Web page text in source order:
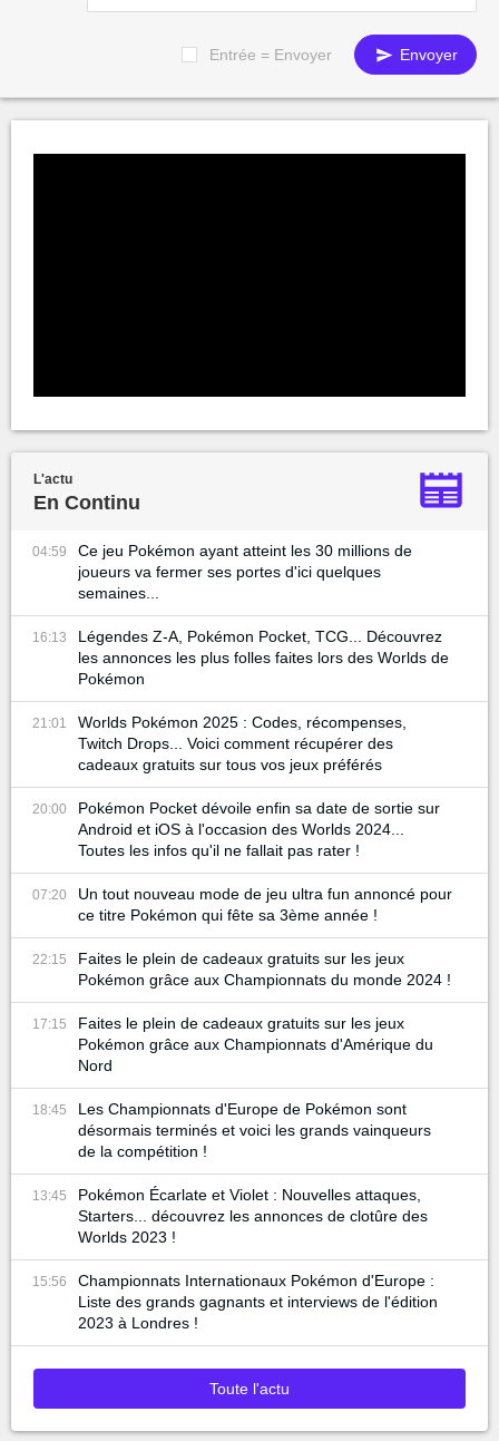
Entrée = Envoyer Envoyer
L'actu
En Continu
04:59
Ce jeu Pokémon ayant atteint les 30 millions de
joueurs va fermer ses portes d'ici quelques
semaines...
16:13
Légendes Z-A, Pokémon Pocket, TCG... Découvrez
les annonces les plus folles faites lors des Worlds de
Pokémon
21:01
Worlds Pokémon 2025 : Codes, récompenses,
Twitch Drops... Voici comment récupérer des
cadeaux gratuits sur tous vos jeux préférés
20:00
Pokémon Pocket dévoile enfin sa date de sortie sur
Android et iOS à l'occasion des Worlds 2024...
Toutes les infos qu'il ne fallait pas rater !
07:20
Un tout nouveau mode de jeu ultra fun annoncé pour
ce titre Pokémon qui fête sa 3ème année !
22:15
Faites le plein de cadeaux gratuits sur les jeux
Pokémon grâce aux Championnats du monde 2024 !
17:15
Faites le plein de cadeaux gratuits sur les jeux
Pokémon grâce aux Championnats d'Amérique du
Nord
18:45
Les Championnats d'Europe de Pokémon sont
désormais terminés et voici les grands vainqueurs
de la compétition !
13:45
Pokémon Écarlate et Violet : Nouvelles attaques,
Starters... découvrez les annonces de clotûre des
Worlds 2023 !
15:56
Championnats Internationaux Pokémon d'Europe :
Liste des grands gagnants et interviews de l'édition
2023 à Londres !
Toute l'actu